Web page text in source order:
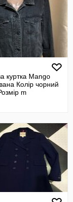
куртка Mango
Колір чорний
m